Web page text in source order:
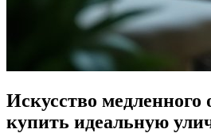
Искусство медленного
купить идеальную